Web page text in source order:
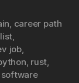
career path
job,
rust
software